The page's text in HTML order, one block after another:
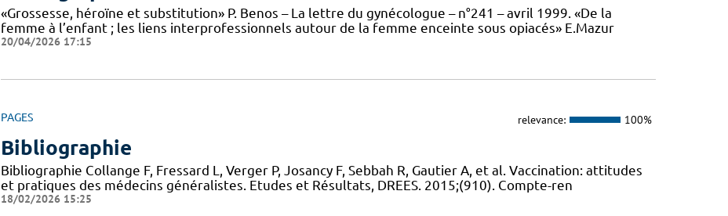
«Grossesse, héroïne et substitution» P. Benos – La lettre du gynécologue – n°241 – avril 1999. «De la
femme à l’enfant ; les liens interprofessionnels autour de la femme enceinte sous opiacés» E.Mazur
20/04/2026 17:15
PAGES relevance: 100%
Bibliographie
Bibliographie Collange F, Fressard L, Verger P, Josancy F, Sebbah R, Gautier A, et al. Vaccination: attitudes
et pratiques des médecins généralistes. Etudes et Résultats, DREES. 2015;(910). Compte-ren
18/02/2026 15:25